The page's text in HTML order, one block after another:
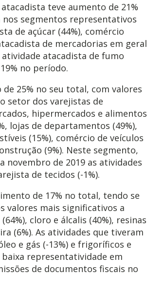
teve aumento de 21%
segmentos representativos
de açúcar (44%), comércio
de mercadorias em geral
atividade atacadista de fumo
no período.
25% no seu total, com valores
setor dos varejistas de
hipermercados e alimentos
lojas de departamentos (49%),
(15%), comércio de veículos
(9%). Neste segmento,
novembro de 2019 as atividades
de tecidos (-1%).
de 17% no total, tendo se
valores mais significativos a
cloro e álcalis (40%), resinas
(6%). As atividades que tiveram
e gás (-13%) e frigoríficos e
representatividade em
de documentos fiscais no